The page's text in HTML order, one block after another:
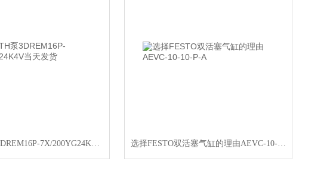
REXROTH泵3DREM16P-7X/200YG24K4V当天发货 选择FESTO双活塞气缸的理由AEVC-10-10-P-A